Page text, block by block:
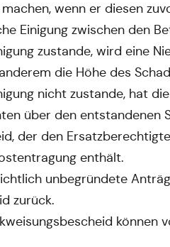
wenn er diesen
Einigung zwischen den
zustande, wird eine
die Höhe des
nicht zustande, hat
über den entstandenen
der den
enthält.
unbegründete
zurück.